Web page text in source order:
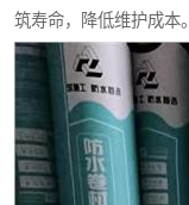
筑寿命，降低维护成本。